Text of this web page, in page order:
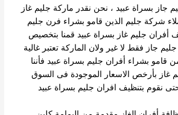
جاز بسراة عبيد ، نحن نقدر ماركة جليم غاز
شركة جليم الذين قامو بشراء فرن جليم
جليم غاز بسراة عبيد قمنا بتخصيص
جاز فقط لا غير ولان الماركة تعتبر غالية
قامو بشراء أفران جليم بسراة عبيد فأننا
غاز بأرخص الاسعار الموجودة فى السوق
حتى نقوم بتنظيف افران جليم بسراة عبيد